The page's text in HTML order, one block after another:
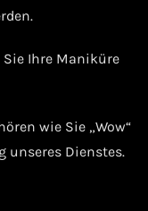
Sie Ihre Maniküre
wie Sie „Wow“
unseres Dienstes.